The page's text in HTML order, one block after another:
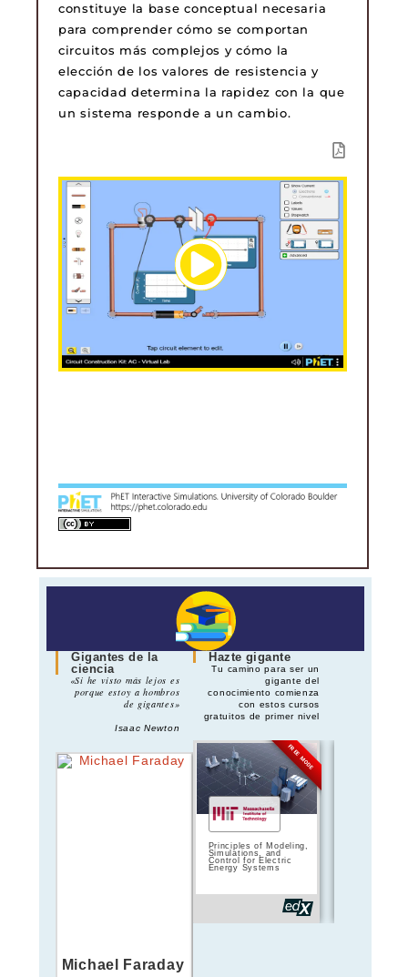
constituye la base conceptual necesaria
para comprender cómo se comportan
circuitos más complejos y cómo la
elección de los valores de resistencia y
capacidad determina la rapidez con la que
un sistema responde a un cambio.
Gigantes de la
ciencia
«Si he visto más lejos es
porque estoy a hombros
de gigantes»
Isaac Newton
Michael Faraday
Hazte gigante
Tu camino para ser un
gigante del
conocimiento comienza
con estos cursos
gratuitos de primer nivel
FREE MODE
Principles of Modeling,
Simulations, and
Control for Electric
Energy Systems